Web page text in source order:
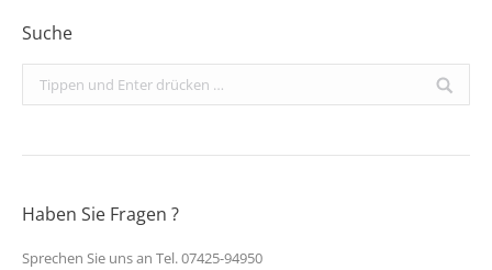
Suche
Search:
Haben Sie Fragen ?
Sprechen Sie uns an Tel. 07425-94950